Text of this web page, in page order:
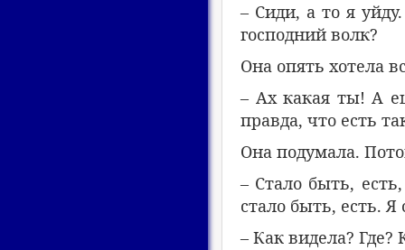
– Сиди, а то я
господний волк?
Она опять хотела
– Ах какая ты! А
правда, что есть
Она подумала.
– Стало быть,
стало быть, есть. Я
– Как видела? Где?